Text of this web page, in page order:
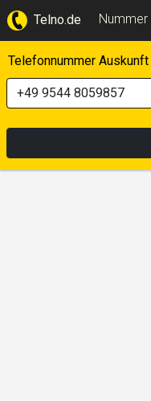
Telno.de Nummer
Telefonnummer